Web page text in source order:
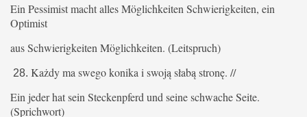
Ein Pessimist macht alles Möglichkeiten Schwierigkeiten, ein
Optimist
aus Schwierigkeiten Möglichkeiten. (Leitspruch)
Każdy ma swego konika i swoją słabą stronę. //
Ein jeder hat sein Steckenpferd und seine schwache Seite.
(Sprichwort)